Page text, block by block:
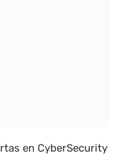
en CyberSecurity